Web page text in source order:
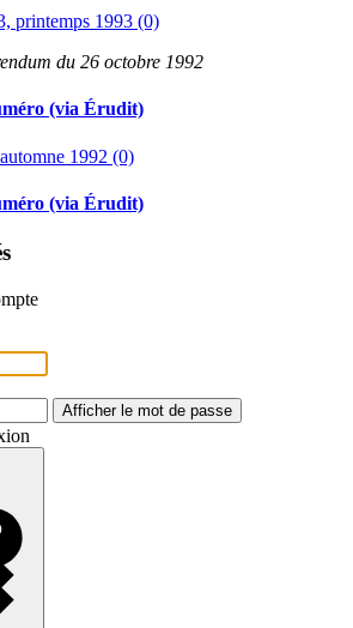
printemps 1993 (0)
du 26 octobre 1992
(via Érudit)
1992 (0)
(via Érudit)
Afficher le mot de passe